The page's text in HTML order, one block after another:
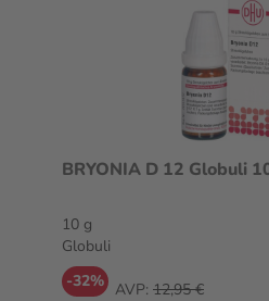
BRYONIA D 12 Globuli
10 g
Globuli
-32% AVP: 12,95 €